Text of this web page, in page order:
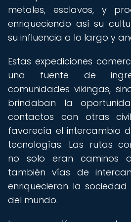
metales, esclavos, y
enriqueciendo así su
su influencia a lo largo y
Estas expediciones
una fuente de
comunidades vikingas,
brindaban la
contactos con otras
favorecía el intercambio
tecnologías. Las rutas
no solo eran caminos
también vías de
enriquecieron la sociedad
del mundo.